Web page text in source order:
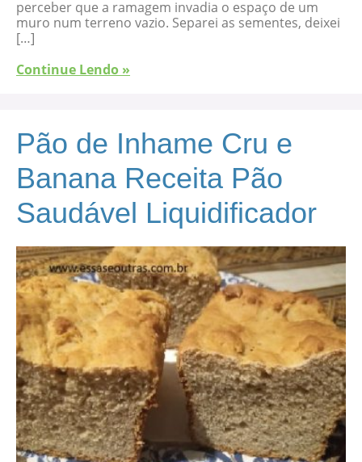
perceber que a ramagem invadia o espaço de um
muro num terreno vazio. Separei as sementes, deixei
[…]
Continue Lendo »
Pão de Inhame Cru e
Banana Receita Pão
Saudável Liquidificador